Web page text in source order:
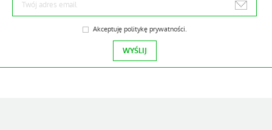
Akceptuję politykę prywatności.